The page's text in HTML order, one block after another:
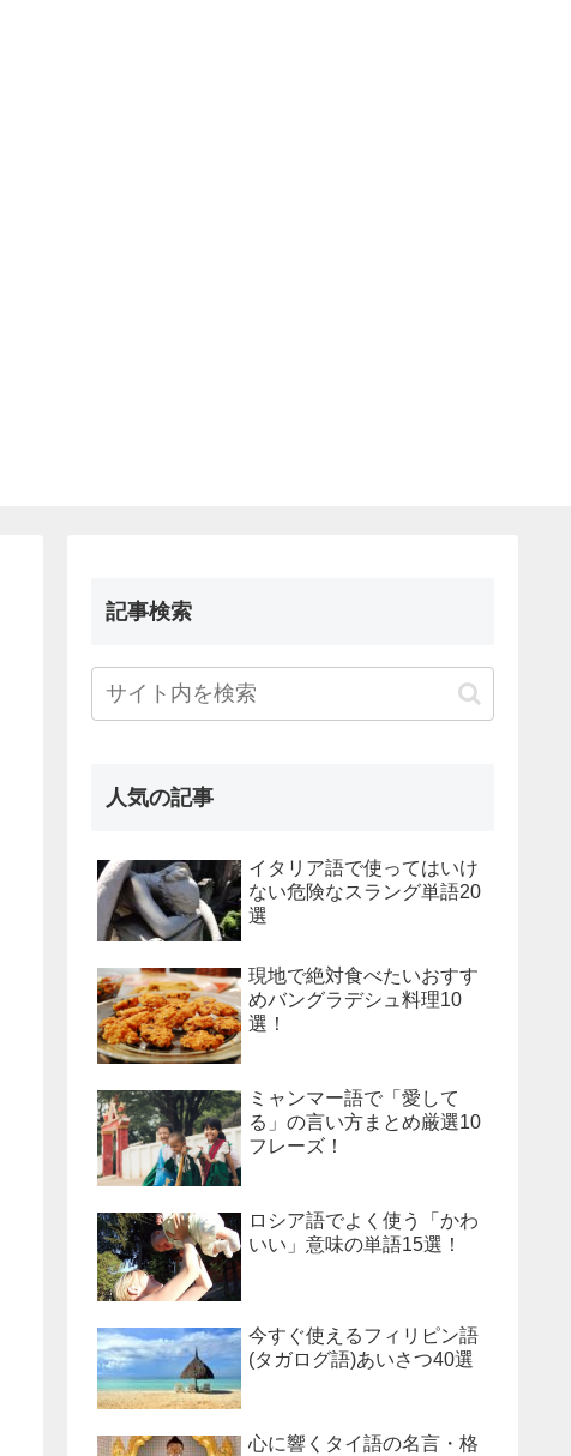
記事検索
人気の記事
イタリア語で使ってはいけ
ない危険なスラング単語20
選
現地で絶対食べたいおすす
めバングラデシュ料理10
選！
ミャンマー語で「愛して
る」の言い方まとめ厳選10
フレーズ！
ロシア語でよく使う「かわ
いい」意味の単語15選！
今すぐ使えるフィリピン語
(タガログ語)あいさつ40選
心に響くタイ語の名言・格